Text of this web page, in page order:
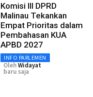
Komisi III DPRD
Malinau Tekankan
Empat Prioritas dalam
Pembahasan KUA
APBD 2027
INFO PARLEMEN
OlehWidayat
baru saja